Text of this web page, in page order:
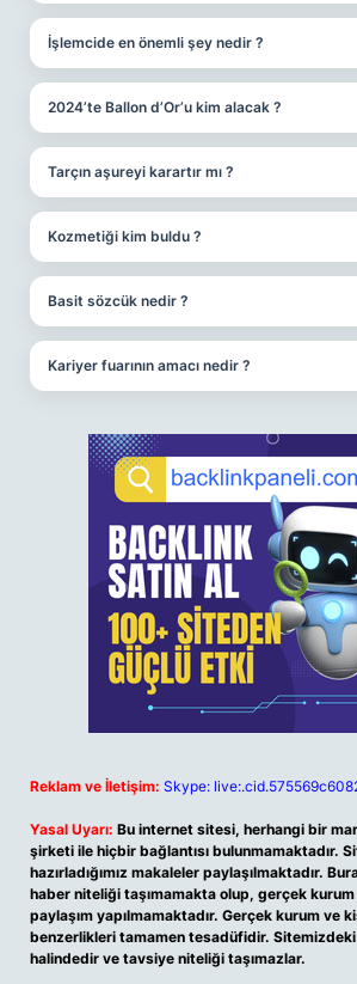
İşlemcide en önemli şey nedir ?
2024’te Ballon d’Or’u kim alacak ?
Tarçın aşureyi karartır mı ?
Kozmetiği kim buldu ?
Basit sözcük nedir ?
Kariyer fuarının amacı nedir ?
Reklam ve İletişim: Skype:
Yasal Uyarı: Bu internet sitesi, herhangi bir
şirketi ile hiçbir bağlantısı bulunmamaktadır.
hazırladığımız makaleler paylaşılmaktadır.
haber niteliği taşımamakta olup, gerçek kurum
paylaşım yapılmamaktadır. Gerçek kurum ve
benzerlikleri tamamen tesadüfidir.
halindedir ve tavsiye niteliği taşımazlar.